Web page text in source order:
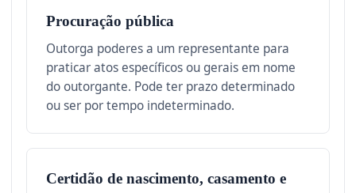
Procuração pública
Outorga poderes a um representante para
praticar atos específicos ou gerais em nome
do outorgante. Pode ter prazo determinado
ou ser por tempo indeterminado.
Certidão de nascimento, casamento e